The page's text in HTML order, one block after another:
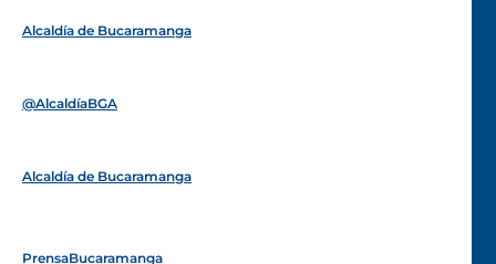
Alcaldía de Bucaramanga
@AlcaldíaBGA
Alcaldía de Bucaramanga
PrensaBucaramanga